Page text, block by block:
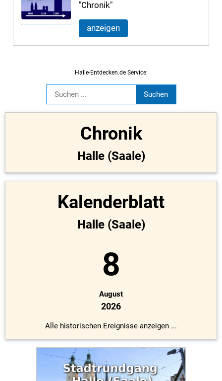
"Chronik"
anzeigen
Halle-Entdecken.de Service:
Chronik
Halle (Saale)
Kalenderblatt
Halle (Saale)
8
August
2026
Alle historischen Ereignisse anzeigen ...